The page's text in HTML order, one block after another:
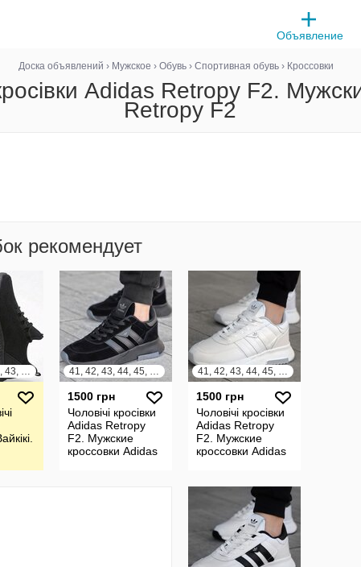
Объявление
Доска объявлений › Мужское › Обувь › Спортивная обувь › Кроссовки
Adidas Retropy F2.
Retropy F2
рекомендует
39, 40, 41, 42, 43, 44, 45, 46 41, 42, 43, 44, 45, 46
1500 грн
Чоловічі кросівки
Adidas Retropy
F2. Мужские
кроссовки Adidas
41, 42, 43, 44, 45, 46
1500 грн
Чоловічі кросівки
Adidas Retropy
F2. Мужские
кроссовки Adidas